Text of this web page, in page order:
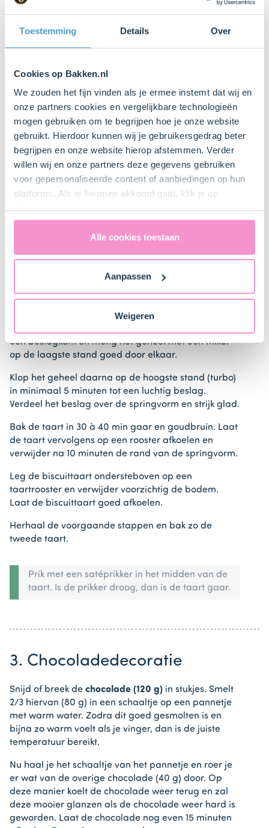
Toestemming Details Over
Cookies op Bakken.nl
We zouden het fijn vinden als je ermee instemt dat wij en
onze partners cookies en vergelijkbare technologieën
mogen gebruiken om te begrijpen hoe je onze website
gebruikt. Hierdoor kunnen wij je gebruikersgedrag beter
begrijpen en onze website hierop afstemmen. Verder
willen wij en onze partners deze gegevens gebruiken
voor gepersonaliseerde content of aanbiedingen op hun
platforms. Als je hiermee akkoord gaat, klik je op
uitdrukkelijk een eventuele gegevensoverdracht naar de
Verenigde Staten in de zin van artikel 49 AVG. Raadpleeg
ons
naar technology providers en partners in de Verenigde
Staten. Je kunt op elk moment van gedachten
Alle cookies toestaan
Aanpassen
Weigeren
Stappen
1. Voorbereiden
Plaats het rooster iets onder het midden van de oven
en verwarm de oven voor (elektrisch 170°C /
hetelucht 170°C).
Leg bakpapier op de springvormbodem, plaats de
met de boter of bakspray.
Dr. Oetker Basismix Biscuittaart (1
een beslagkom en meng het geheel met een mixer
op de laagste stand goed door elkaar.
Klop het geheel daarna op de hoogste stand (turbo)
in minimaal 5 minuten tot een luchtig beslag.
Verdeel het beslag over de springvorm en strijk glad.
Bak de taart in 30 à 40 min gaar en goudbruin. Laat
de taart vervolgens op een rooster afkoelen en
verwijder na 10 minuten de rand van de springvorm.
Leg de biscuittaart ondersteboven op een
taartrooster en verwijder voorzichtig de bodem.
Laat de biscuittaart goed afkoelen.
Herhaal de voorgaande stappen en bak zo de
tweede taart.
Prik met een satéprikker in het midden van de
taart. Is de prikker droog, dan is de taart gaar.
3. Chocoladedecoratie
Snijd of breek de chocolade (120 g) in stukjes. Smelt
2/3 hiervan (80 g) in een schaaltje op een pannetje
met warm water. Zodra dit goed gesmolten is en
bijna zo warm voelt als je vinger, dan is de juiste
temperatuur bereikt.
Nu haal je het schaaltje van het pannetje en roer je
er wat van de overige chocolade (40 g) door. Op
deze manier koelt de chocolade weer terug en zal
deze mooier glanzen als de chocolade weer hard is
geworden. Laat de chocolade nog even 15 minuten